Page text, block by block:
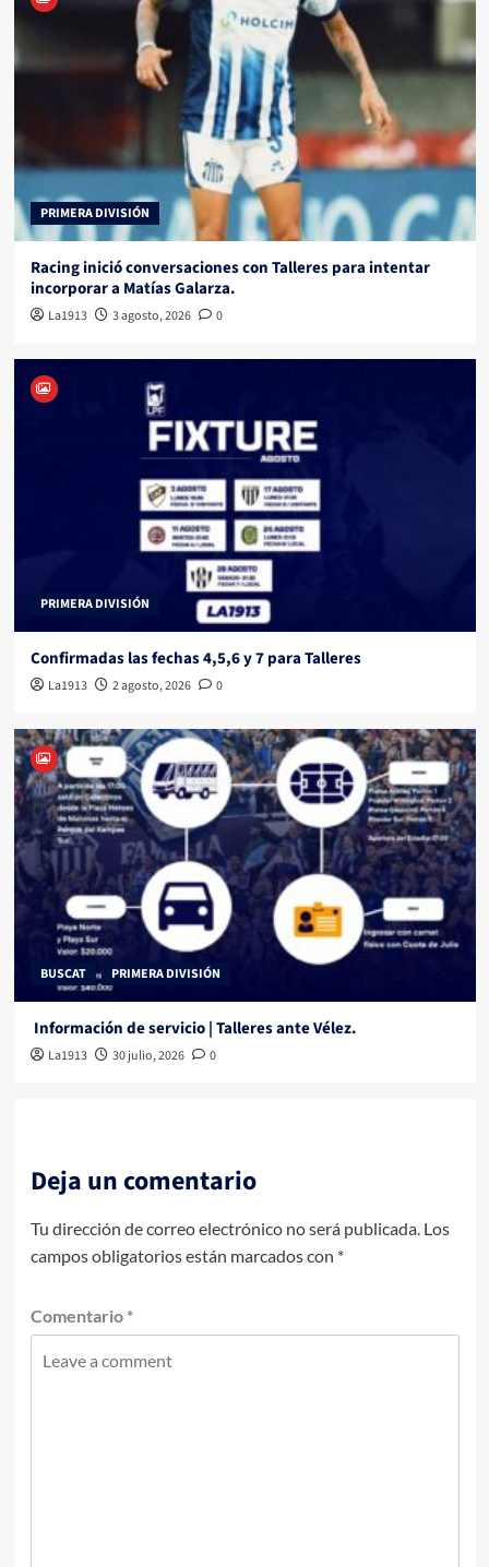
PRIMERA DIVISIÓN
Racing inició conversaciones con Talleres para intentar
incorporar a Matías Galarza.
La1913 3 agosto, 2026 0
PRIMERA DIVISIÓN
Confirmadas las fechas 4,5,6 y 7 para Talleres
La1913 2 agosto, 2026 0
BUSCAT PRIMERA DIVISIÓN
Información de servicio | Talleres ante Vélez.
La1913 30 julio, 2026 0
Deja un comentario
Tu dirección de correo electrónico no será publicada. Los
campos obligatorios están marcados con *
Comentario *